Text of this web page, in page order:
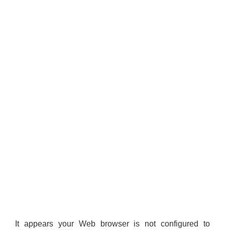
It appears your Web browser is not configured to